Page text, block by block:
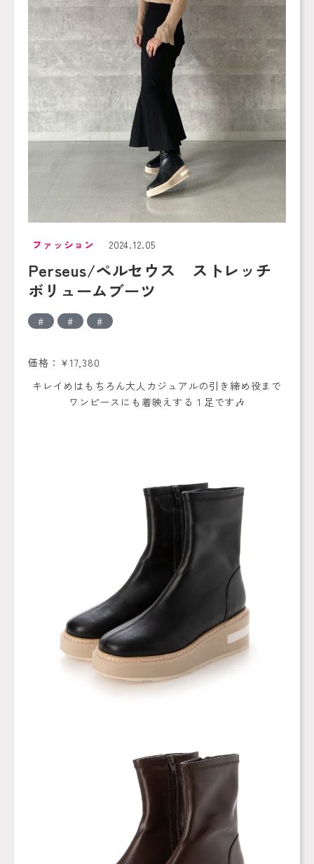
ファッション 2024.12.05
Perseus/ペルセウス ストレッチ
ボリュームブーツ
価格：￥17,380
キレイめはもちろん大人カジュアルの引き締め役まで
ワンピースにも着映えする１足です🎶